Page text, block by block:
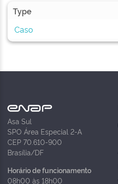
Type
Caso
Asa Sul
SPO Área Especial 2-A
CEP 70.610-900
Brasília/DF
Horário de funcionamento
08h00 às 18h00